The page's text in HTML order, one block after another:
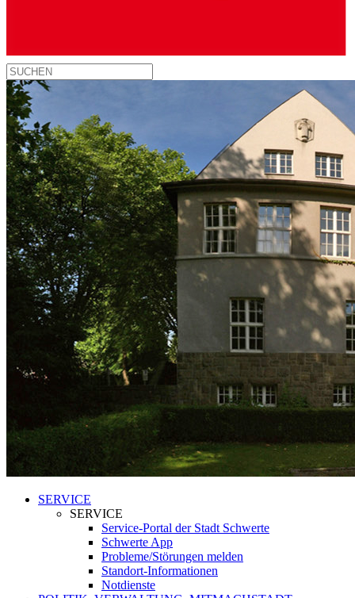
SERVICE
SERVICE
Service-Portal der Stadt Schwerte
Schwerte App
Probleme/Störungen melden
Standort-Informationen
Notdienste